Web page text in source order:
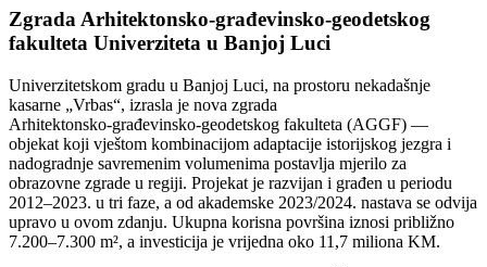
Zgrada Arhitektonsko‑građevinsko‑geodetskog
fakulteta Univerziteta u Banjoj Luci
Univerzitetskom gradu u Banjoj Luci, na prostoru nekadašnje
kasarne „Vrbas“, izrasla je nova zgrada
Arhitektonsko‑građevinsko‑geodetskog fakulteta (AGGF) —
objekat koji vještom kombinacijom adaptacije istorijskog jezgra i
nadogradnje savremenim volumenima postavlja mjerilo za
obrazovne zgrade u regiji. Projekat je razvijan i građen u periodu
2012–2023. u tri faze, a od akademske 2023/2024. nastava se odvija
upravo u ovom zdanju. Ukupna korisna površina iznosi približno
7.200–7.300 m², a investicija je vrijedna oko 11,7 miliona KM.